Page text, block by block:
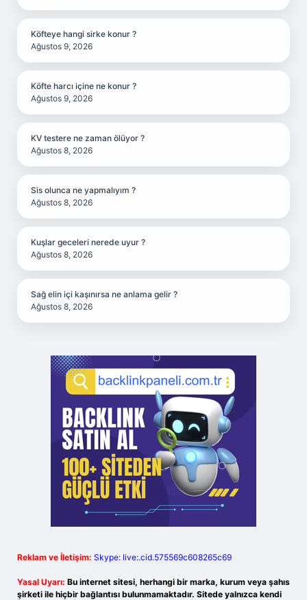
Köfteye hangi sirke konur ?
Ağustos 9, 2026
Köfte harcı içine ne konur ?
Ağustos 9, 2026
KV testere ne zaman ölüyor ?
Ağustos 8, 2026
Sis olunca ne yapmalıyım ?
Ağustos 8, 2026
Kuşlar geceleri nerede uyur ?
Ağustos 8, 2026
Sağ elin içi kaşınırsa ne anlama gelir ?
Ağustos 8, 2026
Reklam ve İletişim: Skype: live:.cid.575569c608265c69
Yasal Uyarı: Bu internet sitesi, herhangi bir marka, kurum veya şahıs
şirketi ile hiçbir bağlantısı bulunmamaktadır. Sitede yalnızca kendi